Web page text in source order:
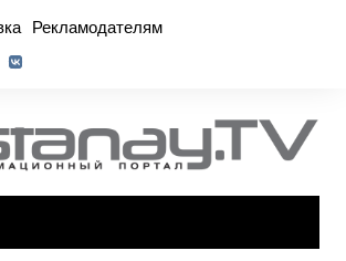
Рекламодателям